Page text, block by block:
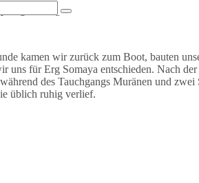
mit großer Vorfreude ins Wasser.
kamen wir zurück zum Boot, bauten
uns für Erg Somaya entschieden. Nach
des Tauchgangs Muränen und
üblich ruhig verlief.